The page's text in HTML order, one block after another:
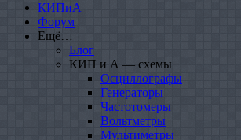
КИПиА
Форум
Ещё…
Блог
КИП и А — схемы
Осциллографы
Генераторы
Частотомеры
Вольтметры
Мультиметры